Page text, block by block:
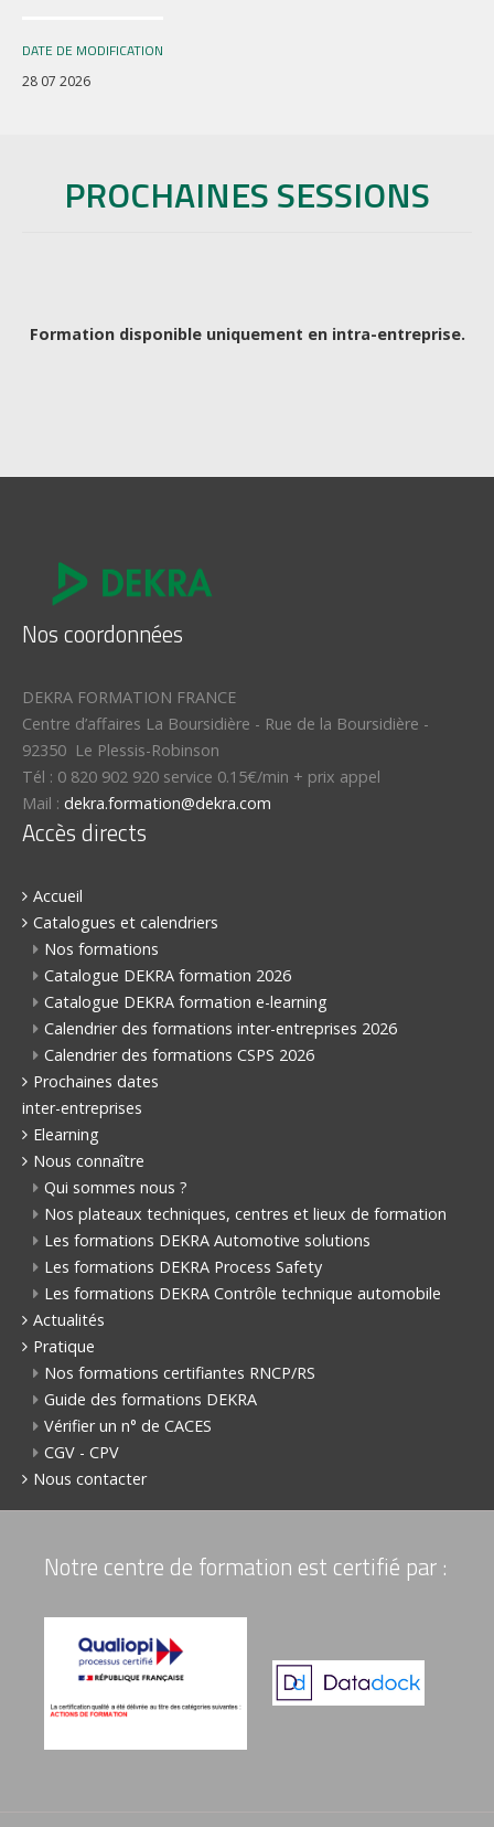
DATE DE MODIFICATION
28 07 2026
PROCHAINES SESSIONS
Formation disponible uniquement en intra-entreprise.
Nos coordonnées
DEKRA FORMATION FRANCE
Centre d’affaires La Boursidière - Rue de la Boursidière -
92350 Le Plessis-Robinson
Tél : 0 820 902 920 service 0.15€/min + prix appel
Mail : dekra.formation@dekra.com
Accès directs
Accueil
Catalogues et calendriers
Nos formations
Catalogue DEKRA formation 2026
Catalogue DEKRA formation e-learning
Calendrier des formations inter-entreprises 2026
Calendrier des formations CSPS 2026
Prochaines dates
inter-entreprises
Elearning
Nous connaître
Qui sommes nous ?
Nos plateaux techniques, centres et lieux de formation
Les formations DEKRA Automotive solutions
Les formations DEKRA Process Safety
Les formations DEKRA Contrôle technique automobile
Actualités
Pratique
Nos formations certifiantes RNCP/RS
Guide des formations DEKRA
Vérifier un n° de CACES
CGV - CPV
Nous contacter
Notre centre de formation est certifié par :